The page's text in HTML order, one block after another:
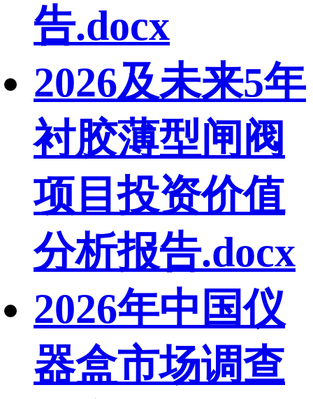
告.docx
2026及未来5年
衬胶薄型闸阀
项目投资价值
分析报告.docx
2026年中国仪
器盒市场调查